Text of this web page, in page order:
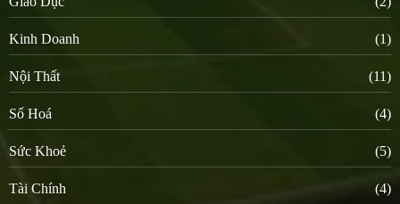
Kinh Doanh (1)
Nội Thất (11)
Số Hoá (4)
Sức Khoẻ (5)
Tài Chính (4)